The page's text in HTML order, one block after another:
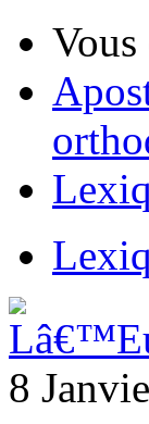
Vous
8